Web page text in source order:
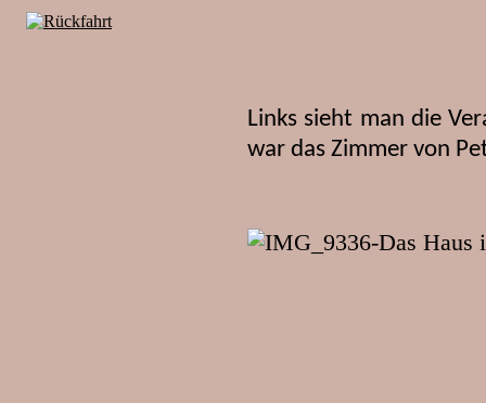
Links sieht man die
war das Zimmer von